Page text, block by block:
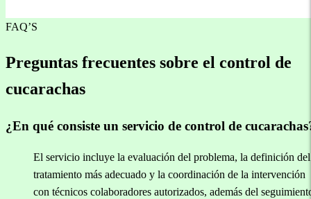
FAQ’S
Preguntas frecuentes sobre el control de
cucarachas
¿En qué consiste un servicio de control de
El servicio incluye la evaluación del problema, la definición del
tratamiento más adecuado y la coordinación de la intervención
con técnicos colaboradores autorizados, además del